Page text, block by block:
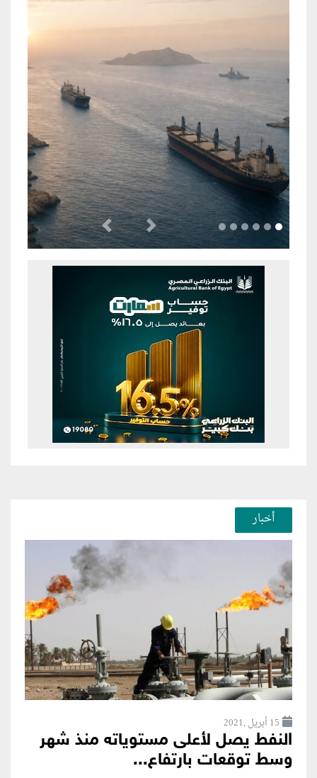
Previous Next
أخبار
15 أبريل ,2021
النفط يصل لأعلى مستوياته منذ شهر
وسط توقعات بارتفاع...